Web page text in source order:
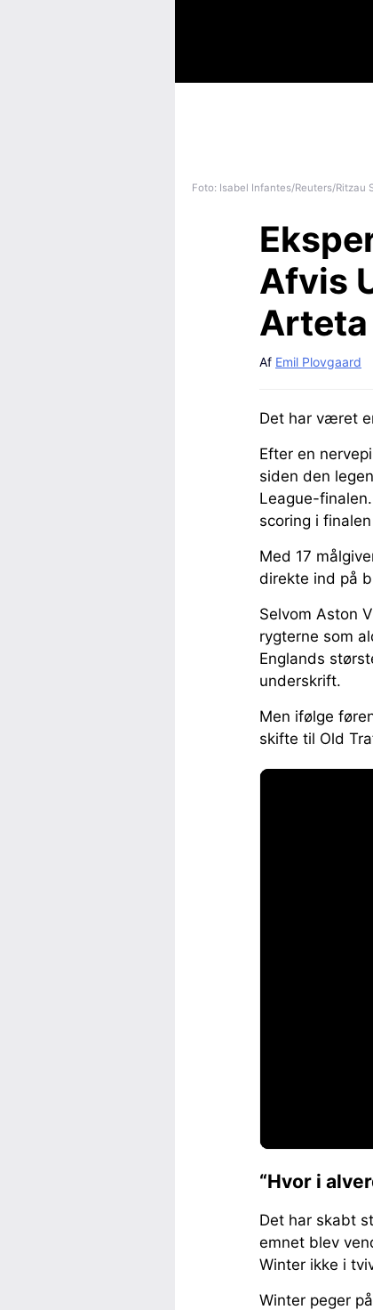
Foto: Isabel Infantes/Reuters/Ritzau
Afvis
Arteta
Af Emil Plovgaard
Det har været
Efter en
siden den
League-
scoring i
Med 17
direkte ind på
Selvom Aston
rygterne som
Englands
underskrift.
Men ifølge
skifte til Old
“Hvor i
Det har skabt
emnet blev
Winter ikke i
Winter peger